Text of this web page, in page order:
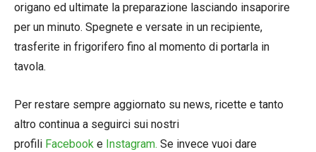
origano ed ultimate la preparazione lasciando insaporire
per un minuto. Spegnete e versate in un recipiente,
trasferite in frigorifero fino al momento di portarla in
tavola.
Per restare sempre aggiornato su news, ricette e tanto
altro continua a seguirci sui nostri
profili Facebook e Instagram. Se invece vuoi dare